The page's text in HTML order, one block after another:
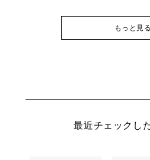
もっと見る
最近チェックし